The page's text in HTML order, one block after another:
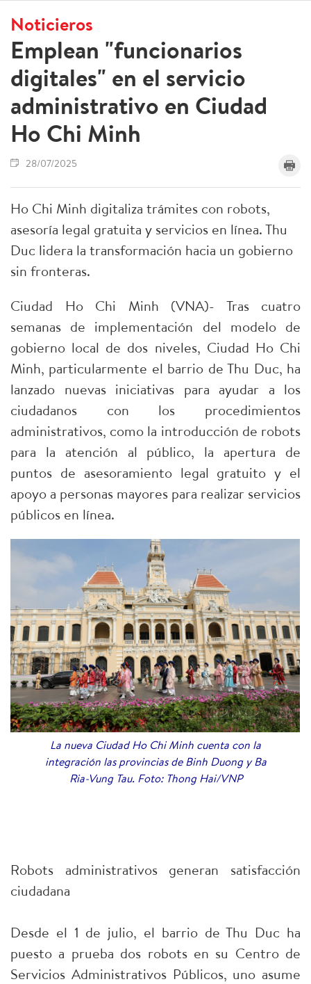
Noticieros
Emplean "funcionarios
digitales" en el servicio
administrativo en Ciudad
Ho Chi Minh
28/07/2025
Ho Chi Minh digitaliza trámites con robots,
asesoría legal gratuita y servicios en línea. Thu
Duc lidera la transformación hacia un gobierno
sin fronteras.
Ciudad Ho Chi Minh (VNA)- Tras cuatro
semanas de implementación del modelo de
gobierno local de dos niveles, Ciudad Ho Chi
Minh, particularmente el barrio de Thu Duc, ha
lanzado nuevas iniciativas para ayudar a los
ciudadanos con los procedimientos
administrativos, como la introducción de robots
para la atención al público, la apertura de
puntos de asesoramiento legal gratuito y el
apoyo a personas mayores para realizar servicios
públicos en línea.
La nueva Ciudad Ho Chi Minh cuenta con la
integración las provincias de Binh Duong y Ba
Ria-Vung Tau. Foto: Thong Hai/VNP
Robots administrativos generan satisfacción
ciudadana
Desde el 1 de julio, el barrio de Thu Duc ha
puesto a prueba dos robots en su Centro de
Servicios Administrativos Públicos, uno asume